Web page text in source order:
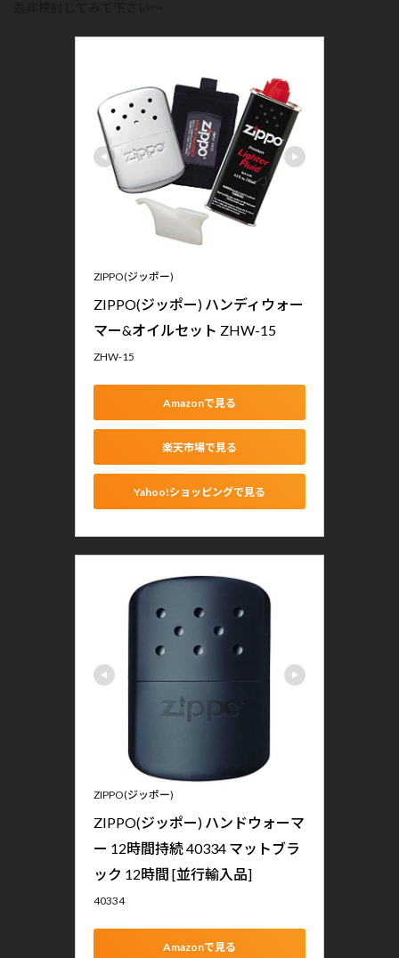
ZIPPO(ジッポー)
ZIPPO(ジッポー) ハンディウォー
マー&オイルセット ZHW-15
ZHW-15
Amazonで見る
楽天市場で見る
Yahoo!ショッピングで見る
ZIPPO(ジッポー)
ZIPPO(ジッポー) ハンドウォーマ
ー 12時間持続 40334 マットブラ
ック 12時間 [並行輸入品]
40334
Amazonで見る